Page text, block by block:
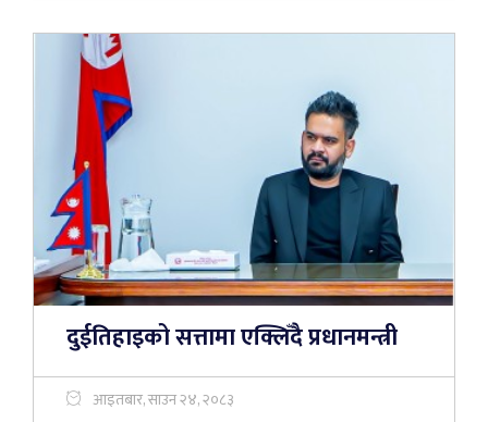
दुईतिहाइको सत्तामा एक्लिँदै प्रधानमन्त्री
आइतबार, साउन २४, २०८३